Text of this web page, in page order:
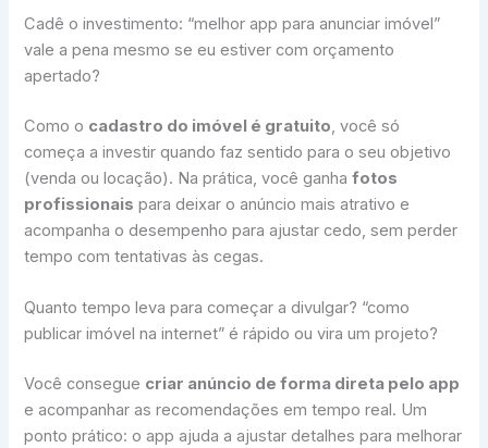
Cadê o investimento: “melhor app para anunciar imóvel”
vale a pena mesmo se eu estiver com orçamento
apertado?
Como o cadastro do imóvel é gratuito, você só
começa a investir quando faz sentido para o seu objetivo
(venda ou locação). Na prática, você ganhafotos
profissionais para deixar o anúncio mais atrativo e
acompanha o desempenho para ajustar cedo, sem perder
tempo com tentativas às cegas.
Quanto tempo leva para começar a divulgar? “como
publicar imóvel na internet” é rápido ou vira um projeto?
Você consegue criar anúncio de forma direta pelo app
e acompanhar as recomendações em tempo real. Um
ponto prático: o app ajuda a ajustar detalhes para melhorar